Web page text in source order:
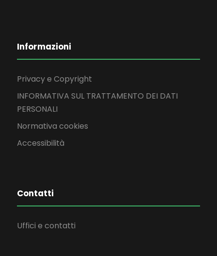
Informazioni
Privacy e Copyright
INFORMATIVA SUL TRATTAMENTO DEI DATI
PERSONALI
Normativa cookies
Accessibilità
Contatti
Uffici e contatti